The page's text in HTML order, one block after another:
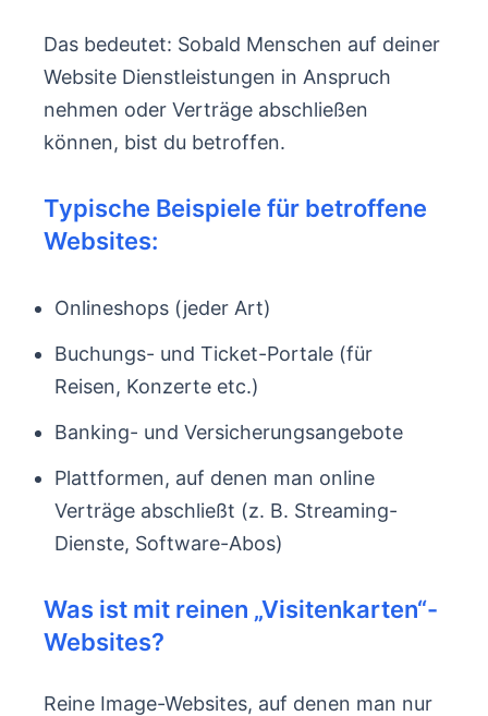
Das bedeutet: Sobald Menschen auf deiner
Website Dienstleistungen in Anspruch
nehmen oder Verträge abschließen
können, bist du betroffen.
Typische Beispiele für betroffene
Websites:
Onlineshops (jeder Art)
Buchungs- und Ticket-Portale (für
Reisen, Konzerte etc.)
Banking- und Versicherungsangebote
Plattformen, auf denen man online
Verträge abschließt (z. B. Streaming-
Dienste, Software-Abos)
Was ist mit reinen „Visitenkarten“-
Websites?
Reine Image-Websites, auf denen man nur